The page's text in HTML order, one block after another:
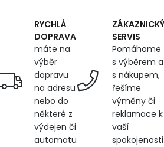
RYCHLÁ
DOPRAVA
máte na
výběr
dopravu
na adresu
nebo do
některé z
výdejen či
automatu
ZÁKAZNICKÝ
SERVIS
Pomáhame
s výběrem a
s nákupem,
řešíme
výměny či
reklamace k
vaší
spokojenosti